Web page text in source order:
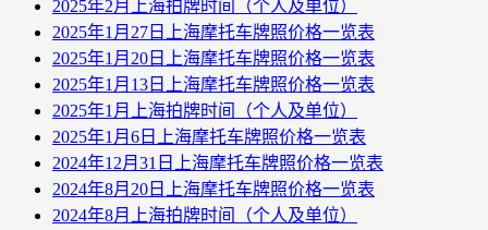
2025年2月上海拍牌时间（个人及单位）
2025年1月27日上海摩托车牌照价格一览表
2025年1月20日上海摩托车牌照价格一览表
2025年1月13日上海摩托车牌照价格一览表
2025年1月上海拍牌时间（个人及单位）
2025年1月6日上海摩托车牌照价格一览表
2024年12月31日上海摩托车牌照价格一览表
2024年8月20日上海摩托车牌照价格一览表
2024年8月上海拍牌时间（个人及单位）